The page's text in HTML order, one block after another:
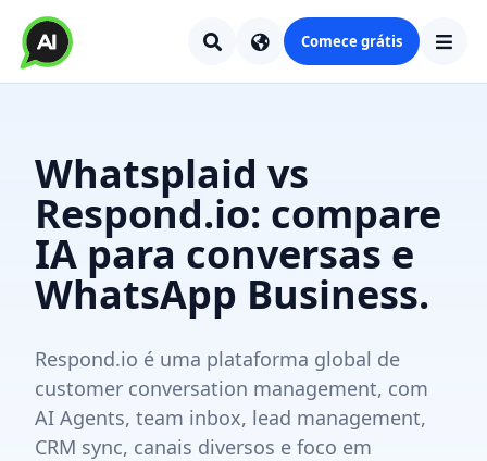
Comece grátis
Whatsplaid vs
Respond.io: compare
IA para conversas e
WhatsApp Business.
Respond.io é uma plataforma global de
customer conversation management, com
AI Agents, team inbox, lead management,
CRM sync, canais diversos e foco em